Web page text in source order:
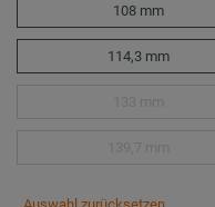
108 mm
114,3 mm